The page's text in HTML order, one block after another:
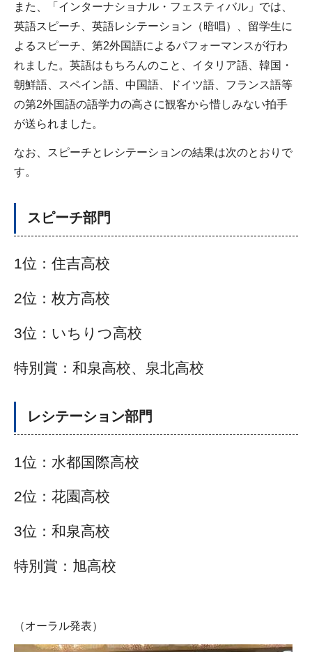
また、「インターナショナル・フェスティバル」では、
英語スピーチ、英語レシテーション（暗唱）、留学生に
よるスピーチ、第2外国語によるパフォーマンスが行わ
れました。英語はもちろんのこと、イタリア語、韓国・
朝鮮語、スペイン語、中国語、ドイツ語、フランス語等
の第2外国語の語学力の高さに観客から惜しみない拍手
が送られました。
なお、スピーチとレシテーションの結果は次のとおりで
す。
スピーチ部門
1位：住吉高校
2位：枚方高校
3位：いちりつ高校
特別賞：和泉高校、泉北高校
レシテーション部門
1位：水都国際高校
2位：花園高校
3位：和泉高校
特別賞：旭高校
（オーラル発表）